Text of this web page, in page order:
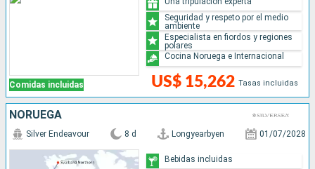
Comidas incluidas US$ 15,262 Tasas incluidas
Seguridad y respeto por el medio
ambiente
Especialista en fiordos y regiones
polares
Cocina Noruega e Internacional
NORUEGA
Silver Endeavour 8 d Longyearbyen 01/07/2028
Bebidas incluidas